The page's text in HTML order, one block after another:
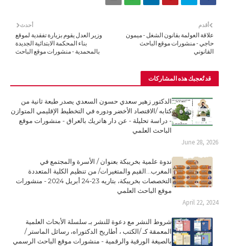
أحدث
وزير العدل يقوم بزيارة تفقدية لموقع
بناء المحكمة الابتدائية الجديدة
بالمحمدية - منشورات موقع الباحث
أقدم
علاقة العولمة بقانون الشغل - ميمون
حاجي - منشورات موقع الباحث
القانوني
قد تُعجبك هذه المشاركات
الدكتور زهير سعدي حسون السعدي يصدر طبعة ثانية من
كتابه /الاقتصاد الأخضر ودوره في التخطيط الإقليمي المتوازن
- دراسة تحليلة - عن دار هاتريك بالعراق - منشورات موقع
الباحث العلمي
June 28, 2026
ندوة علمية بخريبكة بعنوان / الأسرة والمجتمع في
المغرب...القيم والمتغيرات/ من تنظيم الكلية المتعددة
التخصصات بخريبكة، بتاريه 23-24 أبريل 2024 - منشورات
موقع الباحث العلمي
April 22, 2024
شروط النشر مع دعوة للنشر بـ سلسلة الأبحاث العلمية
المعمقة كـ /الكتب ، أطاريح الدكتوراه، رسائل الماستر /
بالصيغة الورقية والرقمية - منشورات موقع الباحث الرسمي